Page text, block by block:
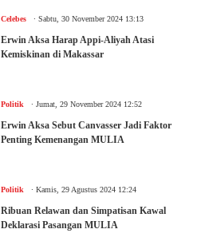
Celebes Sabtu, 30 November 2024 13:13
Erwin Aksa Harap Appi-Aliyah Atasi
Kemiskinan di Makassar
Politik Jumat, 29 November 2024 12:52
Erwin Aksa Sebut Canvasser Jadi Faktor
Penting Kemenangan MULIA
Politik Kamis, 29 Agustus 2024 12:24
Ribuan Relawan dan Simpatisan Kawal
Deklarasi Pasangan MULIA